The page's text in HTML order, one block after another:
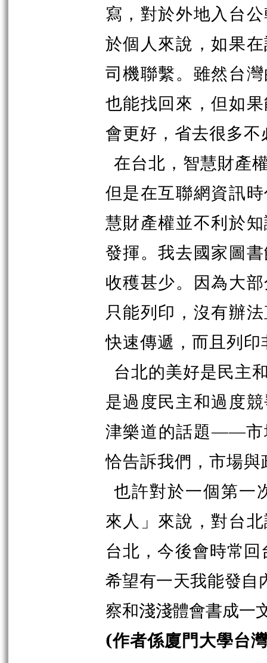
寫，對於外地入台
於個人來說，如果
司機聯繫。雖然台
也能找回來，但如
會更好，省去很多
在台北，智慧財產
但是在互聯網資訊
慧財產權並不利於
發揮。我去國家圖
收穫甚少。因為大
只能列印，沒有辦
快速傳遞，而且列
台北的美好是民主
是過度民主和過度
津樂道的話題——市
恰告訴我們，市場
也許對於一個第一
來人」來說，對台
台北，今後會時常回
希望有一天我能發自
察和淺淺體會書成一
(作者係廈門大學台